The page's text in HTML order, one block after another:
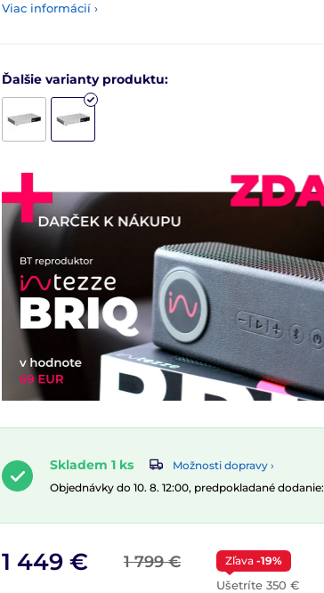
Viac informácií ›
Ďalšie varianty produktu:
Skladem 1 ks
Možnosti dopravy ›
Objednávky do 10. 8. 12:00, predpokladané dodanie:
1 799 €
1 449 € Zľava -19%
Ušetríte 350 €